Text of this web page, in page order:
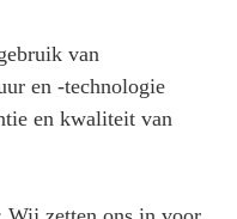
van
en -technologie
en kwaliteit van